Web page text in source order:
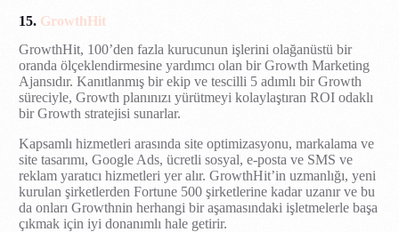
15. GrowthHit
GrowthHit, 100’den fazla kurucunun işlerini olağanüstü bir
oranda ölçeklendirmesine yardımcı olan bir Growth Marketing
Ajansıdır. Kanıtlanmış bir ekip ve tescilli 5 adımlı bir Growth
süreciyle, Growth planınızı yürütmeyi kolaylaştıran ROI odaklı
bir Growth stratejisi sunarlar.
Kapsamlı hizmetleri arasında site optimizasyonu, markalama ve
site tasarımı, Google Ads, ücretli sosyal, e-posta ve SMS ve
reklam yaratıcı hizmetleri yer alır. GrowthHit’in uzmanlığı, yeni
kurulan şirketlerden Fortune 500 şirketlerine kadar uzanır ve bu
da onları Growthnin herhangi bir aşamasındaki işletmelerle başa
çıkmak için iyi donanımlı hale getirir.